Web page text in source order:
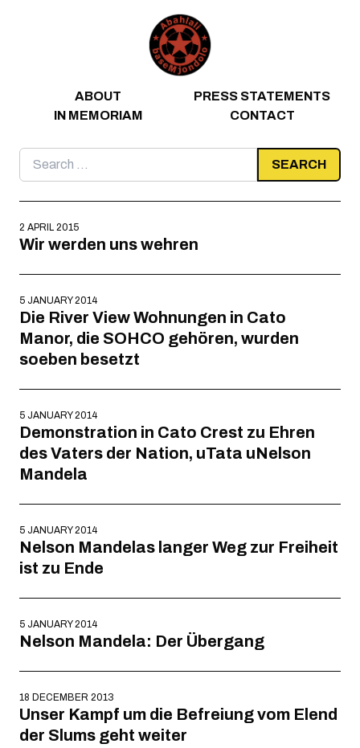
ABOUT
PRESS STATEMENTS
IN MEMORIAM
CONTACT
Search
for:
2 APRIL 2015
Wir werden uns wehren
5 JANUARY 2014
Die River View Wohnungen in Cato
Manor, die SOHCO gehören, wurden
soeben besetzt
5 JANUARY 2014
Demonstration in Cato Crest zu Ehren
des Vaters der Nation, uTata uNelson
Mandela
5 JANUARY 2014
Nelson Mandelas langer Weg zur Freiheit
ist zu Ende
5 JANUARY 2014
Nelson Mandela: Der Übergang
18 DECEMBER 2013
Unser Kampf um die Befreiung vom Elend
der Slums geht weiter